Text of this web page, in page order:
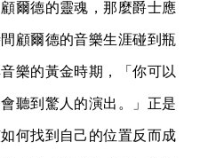
爾德的靈魂，那麼爵士應
顧爾德的音樂生涯碰到瓶
樂的黃金時期，「你可以
聽到驚人的演出。」正是
何找到自己的位置反而成